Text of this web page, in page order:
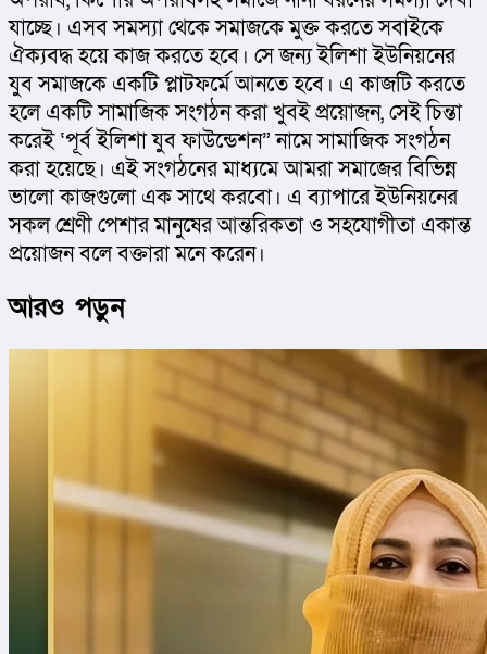
যাচ্ছে। এসব সমস্যা থেকে সমাজকে মুক্ত করতে সবাইকে
ঐক্যবদ্ধ হয়ে কাজ করতে হবে। সে জন্য ইলিশা ইউনিয়নের
যুব সমাজকে একটি প্লাটফর্মে আনতে হবে। এ কাজটি করতে
হলে একটি সামাজিক সংগঠন করা খুবই প্রয়োজন, সেই চিন্তা
করেই ‘পূর্ব ইলিশা যুব ফাউন্ডেশন” নামে সামাজিক সংগঠন
করা হয়েছে। এই সংগঠনের মাধ্যমে আমরা সমাজের বিভিন্ন
ভালো কাজগুলো এক সাথে করবো। এ ব্যাপারে ইউনিয়নের
সকল শ্রেণী পেশার মানুষের আন্তরিকতা ও সহযোগীতা একান্ত
প্রয়োজন বলে বক্তারা মনে করেন।
আরও পড়ুন